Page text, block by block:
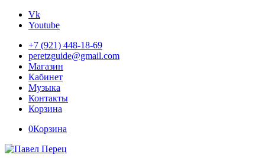
Vk
Youtube
+7 (921) 448-18-69
peretzguide@gmail.com
Магазин
Кабинет
Музыка
Контакты
Корзина
0Корзина